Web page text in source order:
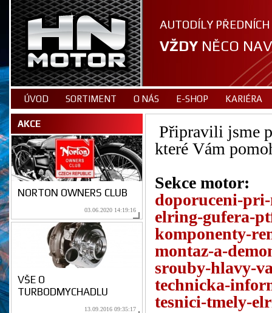
AUTODÍLY
VŽDY NĚCO
ÚVOD SORTIMENT O NÁS E-SHOP KARIÉRA
AKCE
NORTON OWNERS CLUB
03.06.2020 14:19:16
VŠE O
TURBODMYCHADLU
13.09.2016 09:35:17
Připravili jsme
které Vám
Sekce motor:
doporuceni-
elring-gufera-
komponenty-
montaz-a-
srouby-hlavy-
technicka-
tesnici-tmely-